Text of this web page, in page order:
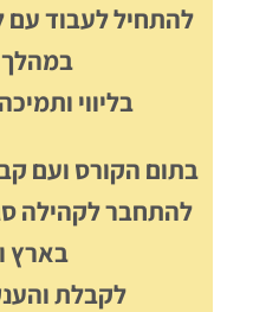
להתחיל לעבוד עם
בליווי
בתום הקורס ועם
להתחבר לקהילה
בארץ
לקבלת